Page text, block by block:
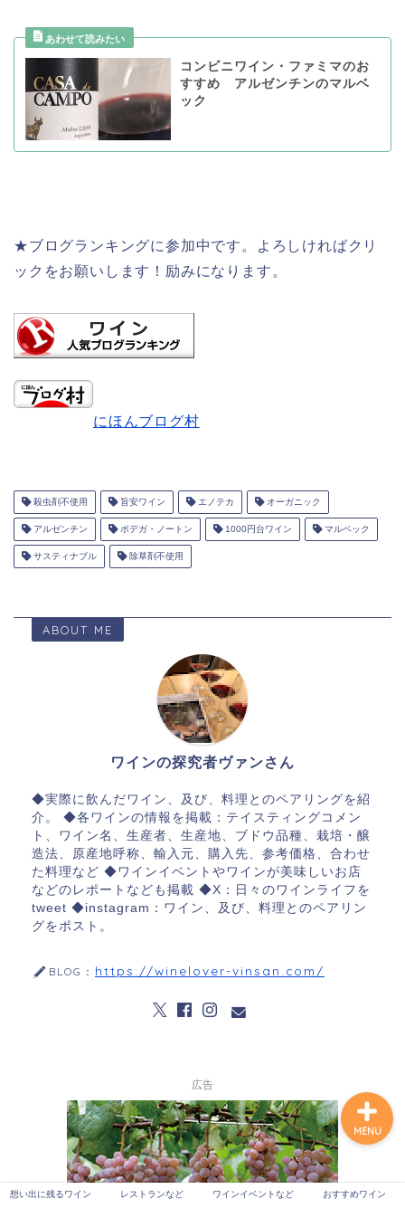
コンビニワイン・ファミマのお
すすめ アルゼンチンのマルベ
ック
★ブログランキングに参加中です。よろしければクリ
ックをお願いします！励みになります。
にほんブログ村
殺虫剤不使用 旨安ワイン エノテカ オーガニック
アルゼンチン ボデガ・ノートン 1000円台ワイン マルベック
サスティナブル 除草剤不使用
ABOUT ME
ワインの探究者ヴァンさん
◆実際に飲んだワイン、及び、料理とのペアリングを紹
介。 ◆各ワインの情報を掲載：テイスティングコメン
ト、ワイン名、生産者、生産地、ブドウ品種、栽培・醸
造法、原産地呼称、輸入元、購入先、参考価格、合わせ
た料理など ◆ワインイベントやワインが美味しいお店
などのレポートなども掲載 ◆X：日々のワインライフを
tweet ◆instagram：ワイン、及び、料理とのペアリン
グをポスト。
BLOG： https://winelover-vinsan.com/
広告
想い出に残るワイン レストランなど ワインイベントなど おすすめワイン
MENU
想い出に残るワイン
ワインイベントなど